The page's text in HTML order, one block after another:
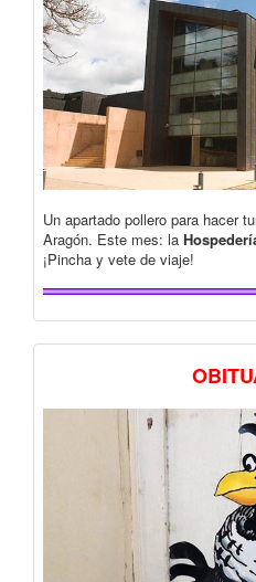
Un apartado pollero para hacer
Aragón. Este mes: la
¡Pincha y vete de viaje!